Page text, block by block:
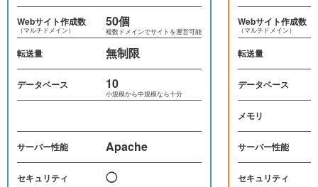
Webサイト作成数
（マルチドメイン）
50個
複数ドメインでサイトを運営可能
転送量 無制限
データベース 10
小規模から中規模なら十分
サーバー性能 Apache
セキュリティ ◯
Webサイト作成数
（マルチドメイン）
転送量
データベース
メモリ
サーバー性能
セキュリティ